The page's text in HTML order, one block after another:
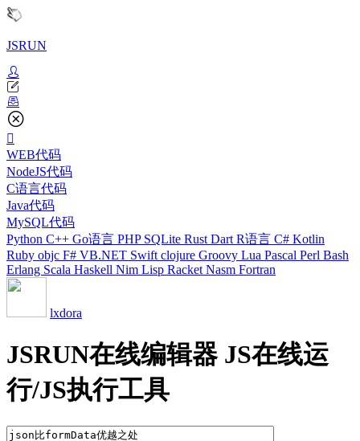
JSRUN
WEB代码
NodeJS代码
C语言代码
Java代码
MySQL代码
Python C++ Go语言 PHP SQLite Rust Dart R语言 C# Kotlin
Ruby objc F# VB.NET Swift clojure Groovy Lua Pascal Perl Bash
Erlang Scala Haskell Nim Lisp Racket Nasm Fortran
lxdora
JSRUN在线编辑器 JS在线运
行/JS执行工具